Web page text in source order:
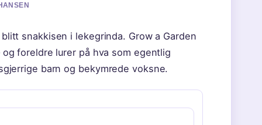
snakkisen i lekegrinda. Grow a Garden
foreldre lurer på hva som egentlig
barn og bekymrede voksne.